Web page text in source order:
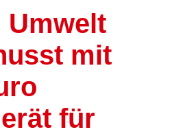
Umwelt
mit
für